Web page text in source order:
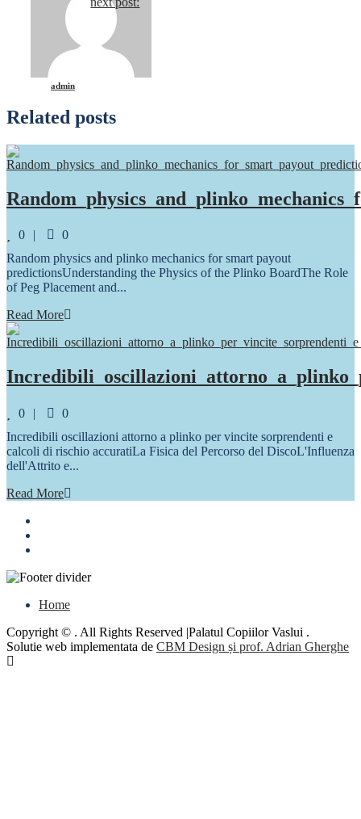
admin
Reading
Related posts
0 Comments
0
Random physics and plinko mechanics for smart payout
predictionsUnderstanding the Physics of the Plinko BoardThe Role
of Peg Placement and...
Read More
0 Comments
0
Incredibili oscillazioni attorno a plinko per vincite sorprendenti e
calcoli di rischio accuratiLa Fisica del Percorso del DiscoL'Influenza
dell'Attrito e...
Read More
Home
Copyright © . All Rights Reserved |Palatul Copiilor Vaslui .
Solutie web implementata de CBM Design și prof. Adrian Gherghe